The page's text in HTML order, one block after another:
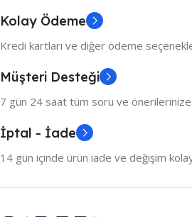
Kolay Ödeme
Kredi kartları ve diğer ödeme
Müşteri Desteği
7 gün 24 saat tüm soru ve
İptal - İade
14 gün içinde ürün iade ve değişim